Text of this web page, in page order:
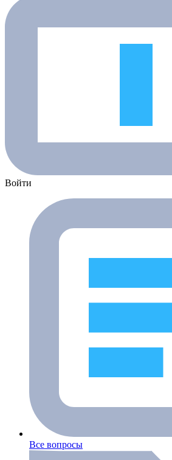
Войти
Все вопросы